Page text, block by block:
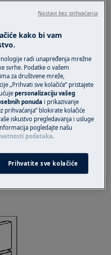
kamerom
za dobivanje
u prostoriji
rasvjete na
na ručku
sredini ručke.
veću stranu zaštite
kako bi vam
radi unapređenja mrežne
svrhe. Podatke o vašem
za društvene mreže,
„Prihvati sve kolačiće” pristajete
personalizaciju vašeg
ponuda i prikazivanje
prihvaćanja” blokirate kolačiće
iskustvo pregledavanja i usluge
pogledajte našu
podataka.
Prihvatite sve kolačiće
Nastavi bez prihvaćanja